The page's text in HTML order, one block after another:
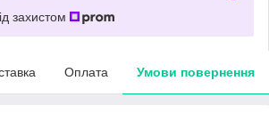
захистом
Оплата Умови повернення